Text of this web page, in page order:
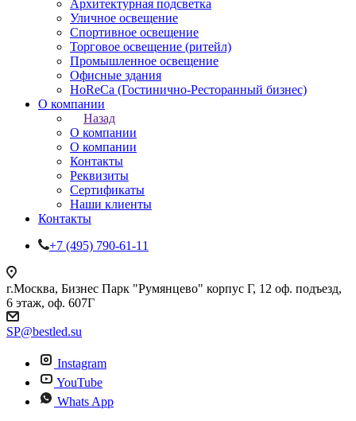
Архитектурная подсветка
Уличное освещение
Спортивное освещение
Торговое освещение (ритейл)
Промышленное освещение
Офисные здания
HoReCa (Гостинично-Ресторанный бизнес)
О компании
Назад
О компании
О компании
Контакты
Реквизиты
Сертификаты
Наши клиенты
Контакты
+7 (495) 790-61-11
г.Москва, Бизнес Парк "Румянцево" корпус Г, 12 оф. подъезд,
6 этаж, оф. 607Г
SP@bestled.su
Instagram
YouTube
Whats App